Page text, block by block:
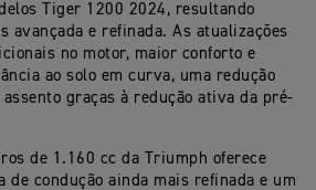
Tiger 1200 2024, resultando
avançada e refinada. As atualizações
no motor, maior conforto e
ao solo em curva, uma redução
graças à redução ativa da pré-
de 1.160 cc da Triumph oferece
de condução ainda mais refinada e um